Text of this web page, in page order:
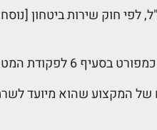
המטא"ר הזאת.
של המקצוע שהוא מיועד